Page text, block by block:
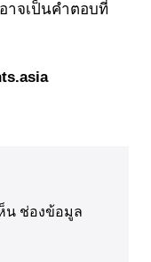
าจเป็นคำตอบที่
น ช่องข้อมูล